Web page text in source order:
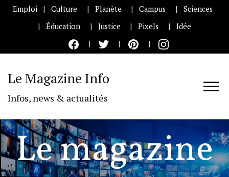
Emploi Culture Planète Campus
Sciences
Éducation
Justice Pixels Idée
Le Magazine Info
Infos, news & actualités
Le magazine